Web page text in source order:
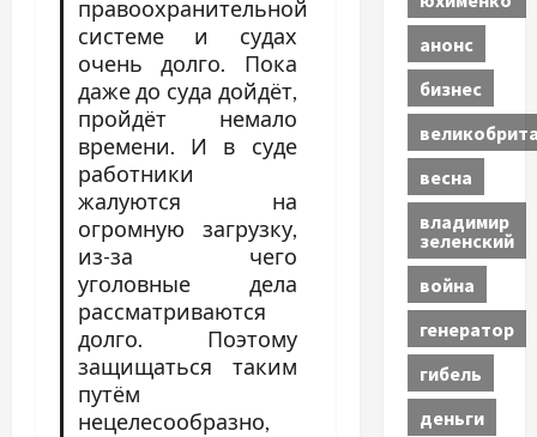
правоохранительной
системе и судах
очень долго. Пока
даже до суда дойдёт,
пройдёт немало
времени. И в суде
работники
жалуются на
огромную загрузку,
из-за чего
уголовные дела
рассматриваются
долго. Поэтому
защищаться таким
путём
нецелесообразно,
анонс
бизнес
весна
владимир
зеленский
война
генератор
гибель
деньги